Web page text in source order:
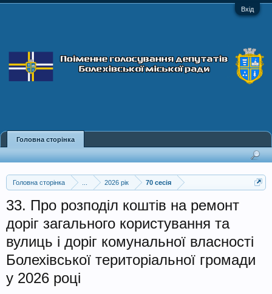
Вхід
Головна сторінка 2026 рік 70 сесія
33. Про розподіл коштів на ремонт
доріг загального користування та
вулиць і доріг комунальної власності
Болехівської територіальної громади
у 2026 році
Головна сторінка